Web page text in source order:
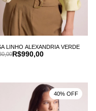
LINHO ALEXANDRIA VERDE
R$990,00
40% OFF